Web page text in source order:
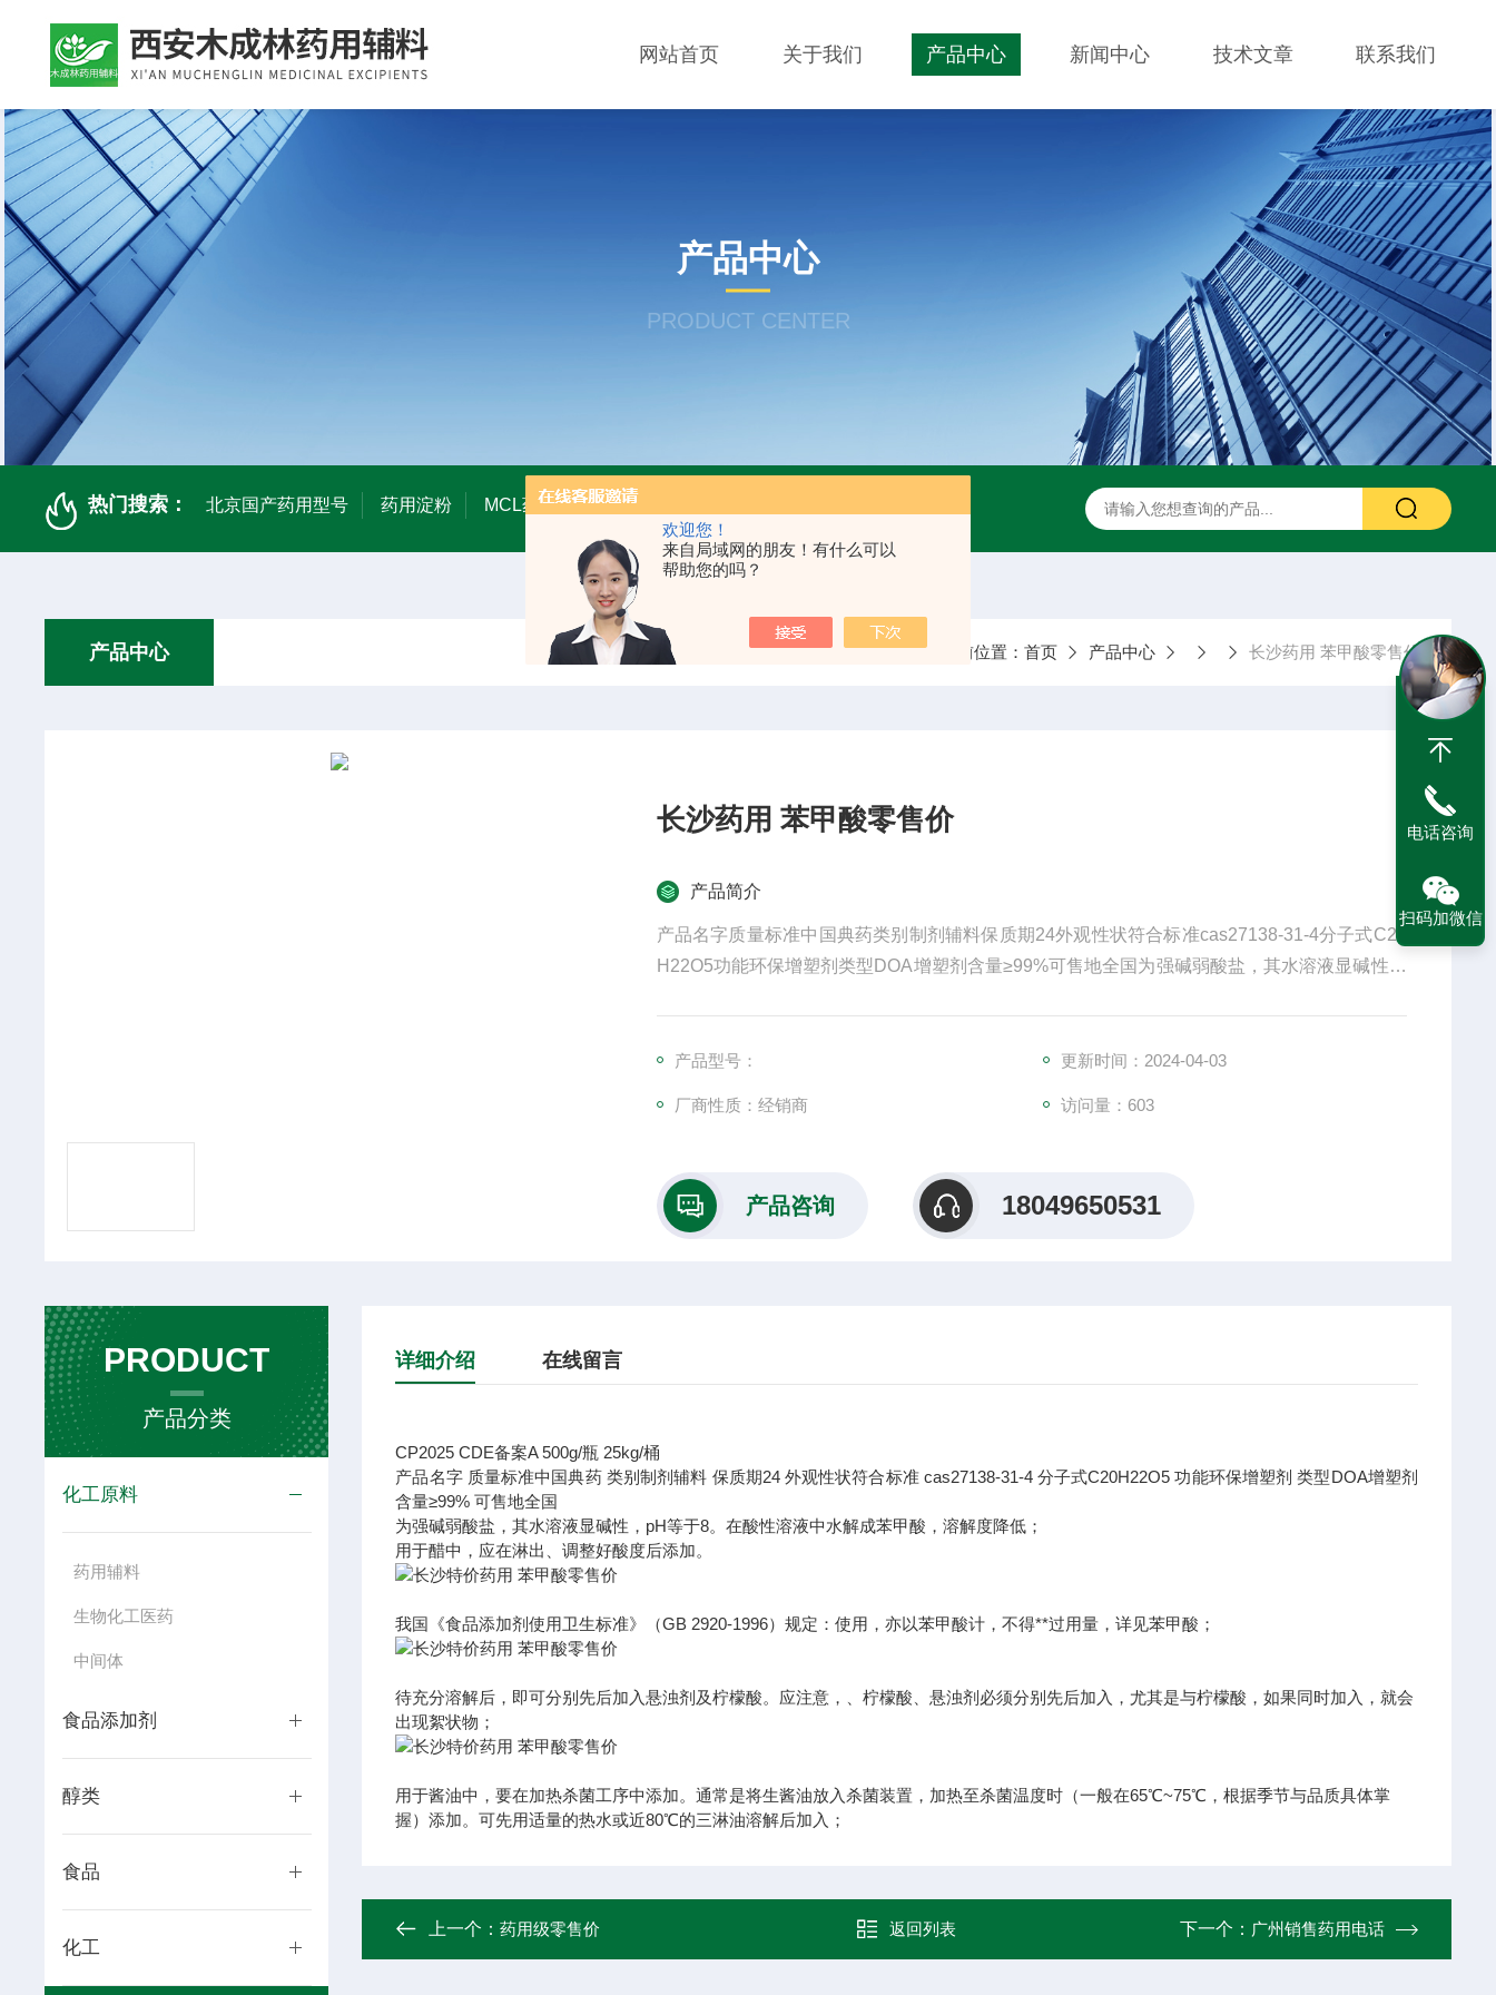
欢迎您！
来自局域网的朋友！有什么可以
帮助您的吗？
网站首页 关于我们 产品中心 新闻中心 技术文章 联系我们
产品中心
PRODUCT CENTER
热门搜索： 北京国产药用型号 药用淀粉 MCL药用甘油 A45555药用级辅料壳聚糖 增稠剂类别 药用甘露醇 药用羟苯丙酯 药用阿拉伯胶
产品中心 当前位置： 首页 产品中心 长沙药用 苯甲酸零售价
长沙药用 苯甲酸零售价
产品简介
产品名字质量标准中国典药类别制剂辅料保质期24外观性状符合标准cas27138-31-4分子式C20
H22O5功能环保增塑剂类型DOA增塑剂含量≥99%可售地全国为强碱弱酸盐，其水溶液显碱性，
产品型号： 更新时间：2024-04-03
厂商性质：经销商 访问量：603
产品咨询 18049650531
PRODUCT
产品分类
化工原料
药用辅料
生物化工医药
中间体
食品添加剂
醇类
食品
化工
详细介绍 在线留言
CP2025 CDE备案A 500g/瓶 25kg/桶
产品名字 质量标准中国典药 类别制剂辅料 保质期24 外观性状符合标准 cas27138-31-4 分子式C20H22O5 功能环保增塑剂 类型DOA增塑剂
含量≥99% 可售地全国
为强碱弱酸盐，其水溶液显碱性，pH等于8。在酸性溶液中水解成苯甲酸，溶解度降低；
用于醋中，应在淋出、调整好酸度后添加。
我国《食品添加剂使用卫生标准》（GB 2920-1996）规定：使用，亦以苯甲酸计，不得**过用量，详见苯甲酸；
待充分溶解后，即可分别先后加入悬浊剂及柠檬酸。应注意，、柠檬酸、悬浊剂必须分别先后加入，尤其是与柠檬酸，如果同时加入，就会
出现絮状物；
用于酱油中，要在加热杀菌工序中添加。通常是将生酱油放入杀菌装置，加热至杀菌温度时（一般在65℃~75℃，根据季节与品质具体掌
握）添加。可先用适量的热水或近80℃的三淋油溶解后加入；
上一个：药用级零售价 返回列表 下一个： 广州销售药用电话
电话咨询
扫码加微信